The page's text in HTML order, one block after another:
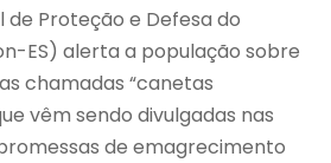
de Proteção e Defesa do
ES) alerta a população sobre
chamadas “canetas
vêm sendo divulgadas nas
de emagrecimento